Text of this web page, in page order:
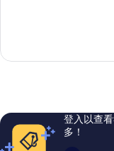
哦，
論
登入以查
多！